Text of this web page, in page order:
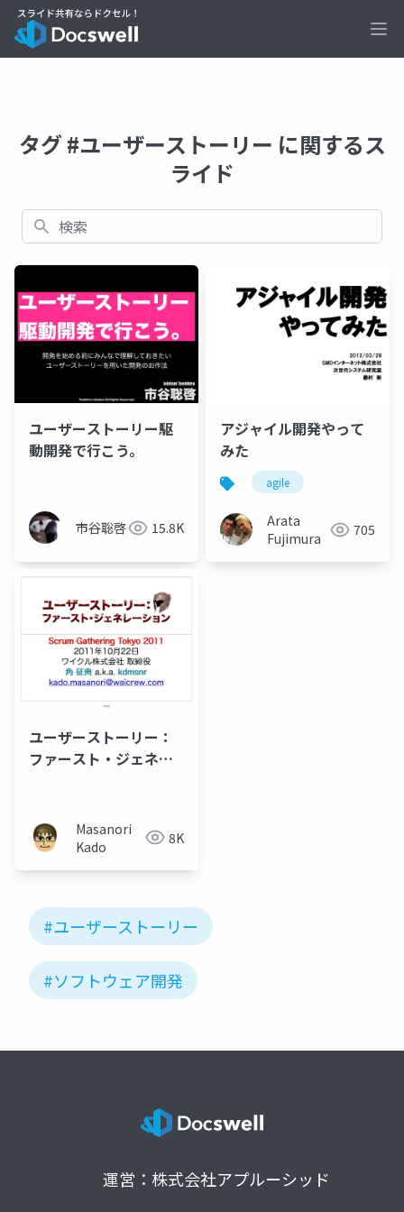
タグ #ユーザーストーリー に関するス
ライド
検索
ユーザーストーリー駆
動開発で行こう。
市谷聡啓 15.8K
アジャイル開発やって
みた
agile
Arata
Fujimura
705
ユーザーストーリー：
ファースト・ジェネレ
Masanori
Kado
8K
#ユーザーストーリー
#ソフトウェア開発
運営：株式会社アプルーシッド